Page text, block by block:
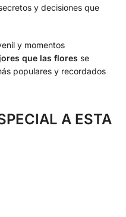
y decisiones que
y momentos
que las flores se
populares y recordados
A ESTA